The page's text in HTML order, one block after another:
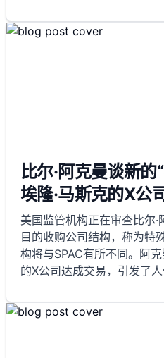
比尔·阿克曼谈新的
埃隆·马斯克的X公
美国监管机构正在审查比尔
目的收购公司结构，称为特
构将与SPAC有所不同。阿
的X公司达成交易，引发了